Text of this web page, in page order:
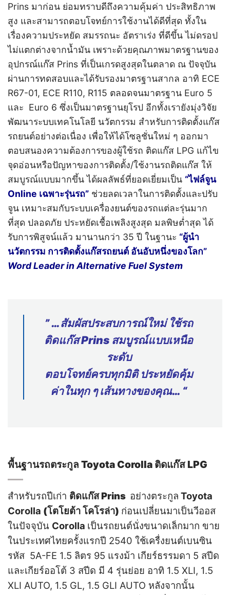
Prins มาก่อน ย่อมทราบดีถึงความคุ้มค่า ประสิทธิภาพ
สูง และสามารถตอบโจทย์การใช้งานได้ดีที่สุด ทั้งใน
เรื่องความประหยัด สมรรถนะ อัตราเร่ง ที่ดีขึ้น ไม่ดรอป
ไม่แตกต่างจากน้ำมัน เพราะด้วยคุณภาพมาตรฐานของ
อุปกรณ์แก๊ส Prins ที่เป็นเกรดสูงสุดในตลาด ณ ปัจจุบัน
ผ่านการทดสอบและได้รับรองมาตรฐานสากล อาทิ ECE
R67-01, ECE R110, R115 ตลอดจนมาตรฐาน Euro 5
และ Euro 6 ซึ่งเป็นมาตรฐานยุโรป อีกทั้งเรายังมุ่งวิจัย
พัฒนาระบบเทคโนโลยี นวัตกรรม สำหรับการติดตั้งแก๊ส
รถยนต์อย่างต่อเนื่อง เพื่อให้ได้โซลูชั่นใหม่ ๆ ออกมา
ตอบสนองความต้องการของผู้ใช้รถ ติดแก๊ส LPG แก้ไข
จุดอ่อนหรือปัญหาของการติดตั้ง/ใช้งานรถติดแก๊ส ให้
สมบูรณ์แบบมากขึ้น ได้ผลลัพธ์ที่ยอดเยี่ยมเป็น “ไฟล์จูน
Online เฉพาะรุ่นรถ” ช่วยลดเวลาในการติดตั้งและปรับ
จูน เหมาะสมกับระบบเครื่องยนต์ของรถแต่ละรุ่นมาก
ที่สุด ปลอดภัย ประหยัดเชื้อเพลิงสูงสุด มลพิษต่ำสุด ได้
รับการพิสูจน์แล้ว มานานกว่า 35 ปี ในฐานะ “ผู้นำ
นวัตกรรม การติดตั้งแก๊สรถยนต์ อันอับหนึ่งของโลก”
Word Leader in Alternative Fuel System
” …สัมผัสประสบการณ์ใหม่ ใช้รถ
ติดแก๊ส Prins สมบูรณ์แบบเหนือ
ระดับ
ตอบโจทย์ครบทุกมิติ ประหยัดคุ้ม
ค่าในทุก ๆ เส้นทางของคุณ… “
พื้นฐานรถตระกูล Toyota Corolla ติดแก๊ส LPG
สำหรับรถปีเก่า ติดแก๊ส Prins อย่างตระกูล Toyota
Corolla (โตโยต้า โคโรล่า) ก่อนเปลี่ยนมาเป็นวีออส
ในปัจจุบัน Corolla เป็นรถยนต์นั่งขนาดเล็กมาก ขาย
ในประเทศไทยครั้งแรกปี 2540 ใช้เครื่งยนต์เบนซิน
รหัส 5A-FE 1.5 ลิตร 95 แรงม้า เกียร์ธรรมดา 5 สปีด
และเกียร์ออโต้ 3 สปีด มี 4 รุ่นย่อย อาทิ 1.5 XLI, 1.5
XLI AUTO, 1.5 GL, 1.5 GLI AUTO หลังจากนั้น